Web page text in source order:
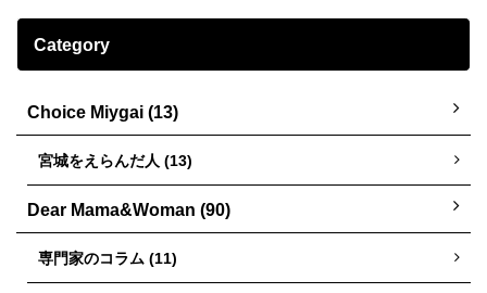
Category
Choice Miygai (13)
宮城をえらんだ人 (13)
Dear Mama&Woman (90)
専門家のコラム (11)